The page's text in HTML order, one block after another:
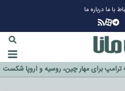
با مادرباره ما
پرسپولیس
می‌زند؟
ترامپ برای مهار چین، روسیه و اروپا شکست